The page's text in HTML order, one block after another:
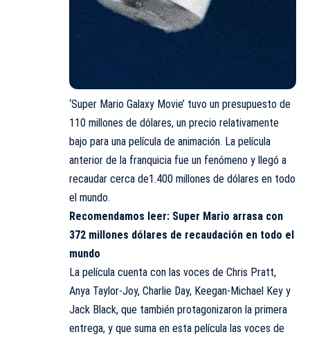
‘Super Mario Galaxy Movie’ tuvo un presupuesto de
110 millones de dólares, un precio relativamente
bajo para una película de animación. La película
anterior de la franquicia fue un fenómeno y llegó a
recaudar cerca de1.400 millones de dólares en todo
el mundo.
Recomendamos leer: Super Mario arrasa con
372 millones dólares de recaudación en todo el
mundo
La película cuenta con las voces de Chris Pratt,
Anya Taylor-Joy, Charlie Day, Keegan-Michael Key y
Jack Black, que también protagonizaron la primera
entrega, y que suma en esta película las voces de